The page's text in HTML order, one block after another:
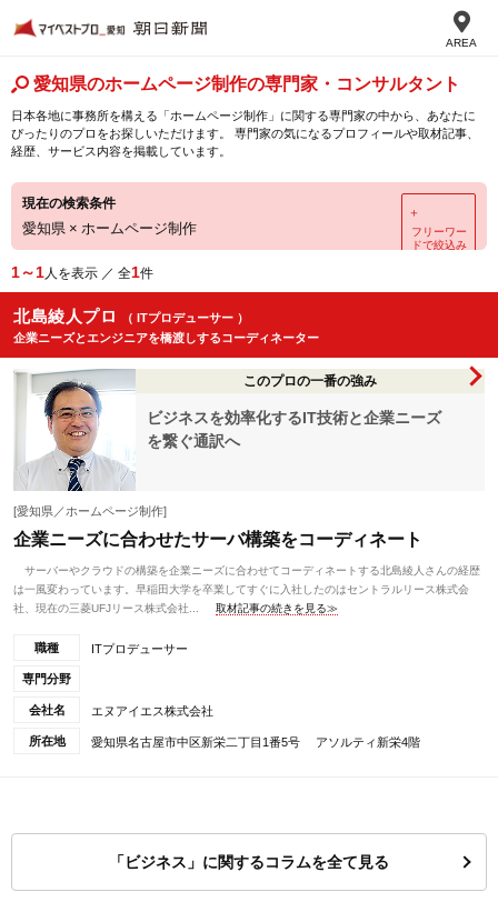
AREA
愛知県のホームページ制作の専門家・コンサルタント
日本各地に事務所を構える「ホームページ制作」に関する専門家の中から、あなたに
ぴったりのプロをお探しいただけます。 専門家の気になるプロフィールや取材記事、
経歴、サービス内容を掲載しています。
現在の検索条件
愛知県 × ホームページ制作
＋
フリーワー
ドで絞込み
1～1人を表示 ／ 全1件
北島綾人プロ
（ ITプロデューサー ）
企業ニーズとエンジニアを橋渡しするコーディネーター
このプロの一番の強み
ビジネスを効率化するIT技術と企業ニーズ
を繋ぐ通訳へ
[愛知県／ホームページ制作]
企業ニーズに合わせたサーバ構築をコーディネート
サーバーやクラウドの構築を企業ニーズに合わせてコーディネートする北島綾人さんの経歴
は一風変わっています。早稲田大学を卒業してすぐに入社したのはセントラルリース株式会
社、現在の三菱UFJリース株式会社...
取材記事の続きを見る≫
職種 ITプロデューサー
専門分野
会社名 エヌアイエス株式会社
所在地 愛知県名古屋市中区新栄二丁目1番5号 アソルティ新栄4階
「ビジネス」に関するコラムを全て見る